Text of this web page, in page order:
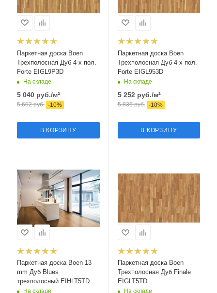
Паркетная доска Boen
Трехполосная Дуб 4-х пол.
Forte EIGL9P3D
На складе
5 040 руб./м²
5 602руб. -10%
В КОРЗИНУ
Паркетная доска Boen
Трехполосная Дуб 4-х пол.
Forte EIGL953D
На складе
5 252 руб./м²
5 836руб. -10%
В КОРЗИНУ
Паркетная доска Boen 13
mm Дуб Blues
трехполосный EIHLT5TD
На складе
Паркетная доска Boen
Трехполосная Дуб Finale
EIGLT5TD
На складе